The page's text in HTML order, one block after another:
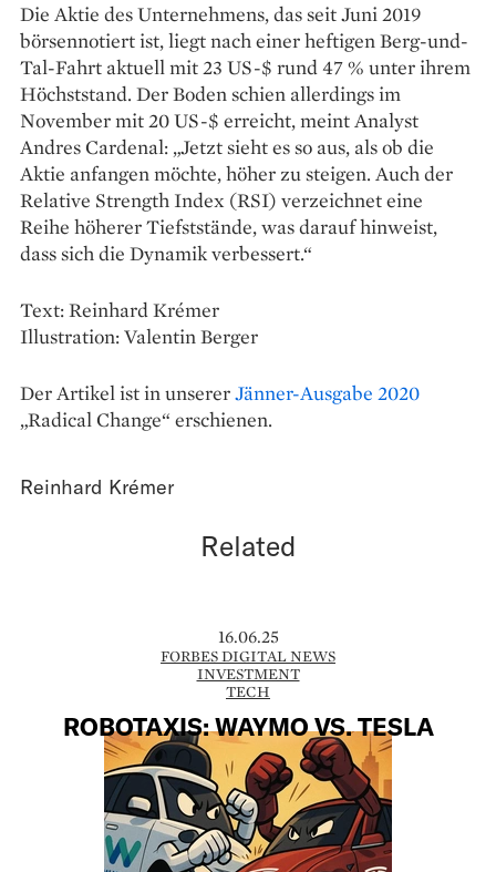
Die Aktie des Unternehmens, das seit Juni 2019
börsennotiert ist, liegt nach einer heftigen Berg-und-
Tal-Fahrt aktuell mit 23 US-$ rund 47 % unter ihrem
Höchststand. Der Boden schien allerdings im
November mit 20 US-$ erreicht, meint Analyst
Andres Cardenal: „Jetzt sieht es so aus, als ob die
Aktie anfangen möchte, höher zu steigen. Auch der
Relative Strength Index (RSI) verzeichnet eine
Reihe höherer Tiefststände, was darauf hinweist,
dass sich die Dynamik verbessert.“
Text: Reinhard Krémer
Illustration: Valentin Berger
Der Artikel ist in unsererJänner-Ausgabe 2020
„Radical Change“ erschienen.
Reinhard Krémer
Related
16.06.25
FORBES DIGITAL NEWS
INVESTMENT
TECH
ROBOTAXIS: WAYMO VS. TESLA